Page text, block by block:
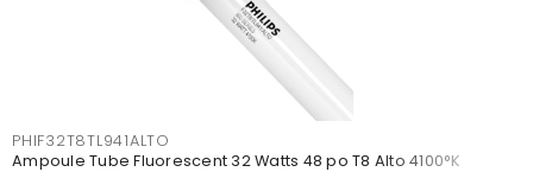
PHIF32T8TL941ALTO
Ampoule Tube Fluorescent 32 Watts 48 po T8 Alto 4100°K